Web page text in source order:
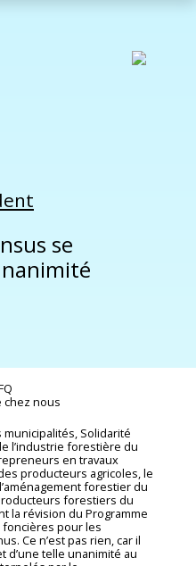
se
chez nous
Solidarité
l’industrie forestière du
en travaux
producteurs agricoles, le
forestier du
forestiers du
la révision du Programme
pour les
Ce n’est pas rien, car il
d’une telle unanimité au